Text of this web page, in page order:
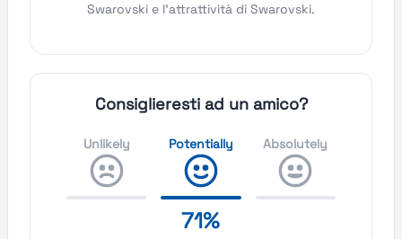
Swarovski e l'attrattività di Swarovski.
Consiglieresti ad un amico?
Unlikely Potentially
71%
Absolutely